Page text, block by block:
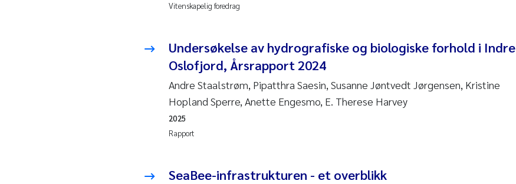
Caroline Enge
Hans Nicolai Adam
Mari Moren
Paula Brighytte Ocampo
Vitenskapelig foredrag
Undersøkelse av hydrografiske og biologiske forhold i Indre
Oslofjord, Årsrapport 2024
Andre Staalstrøm, Pipatthra Saesin, Susanne Jøntvedt Jørgensen, Kristine
Hopland Sperre, Anette Engesmo, E. Therese Harvey
Rapport
2025
SeaBee-infrastrukturen - et overblikk